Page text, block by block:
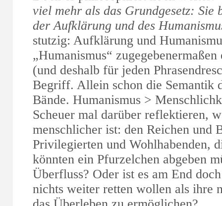
viel mehr als das Grundgesetz: Sie
der Aufklärung und des
stutzig: Aufklärung und
„Humanismus“
(und deshalb für jeden
Begriff. Allein schon die Semantik
Bände. Humanismus >
Scheuer mal darüber reflektieren,
menschlicher ist: den Reichen und
Privilegierten und Wohlhabenden,
könnten ein Pfurzelchen abgeben
Überfluss? Oder ist es am End
nichts weiter retten wollen als ihre